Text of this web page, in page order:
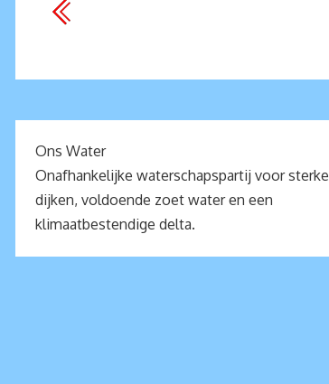
Ons Water
Onafhankelijke waterschapspartij voor sterke
dijken, voldoende zoet water en een
klimaatbestendige delta.